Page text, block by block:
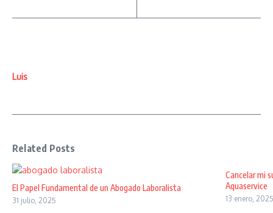
Luis
Related Posts
El Papel Fundamental de un Abogado Laboralista
31 julio, 2025
Cancelar mi
Aquaservice
13 enero, 2025